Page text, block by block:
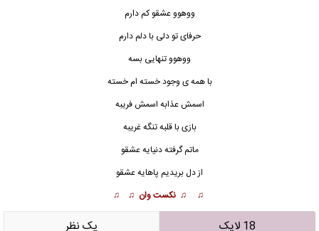
ووهوو عشقو کم دارم
حرفای تو دلی با دلم دارم
ووهوو تنهایی بسه
با همه ی وجود خسته ام خسته
اسمش عذابه اسمش فریبه
بازی با قلبه تنگه غریبه
ماتم گرفته دنیایه عشقو
از دل بریدیم پاهایه عشقو
♫ ♫ نکست وان ♫ ♫
18 لایک يک نظر